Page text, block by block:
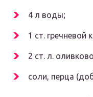
4 л воды;
1 ст. гречневой
2 ст. л.
соли, перца